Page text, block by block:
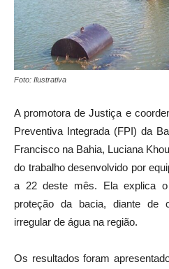
Foto: Ilustrativa
A promotora de Justiça e
Preventiva Integrada (FPI) da
Francisco na Bahia, Luciana
do trabalho desenvolvido por
a 22 deste mês. Ela explica
proteção da bacia, diante de
irregular de água na região.
Os resultados foram